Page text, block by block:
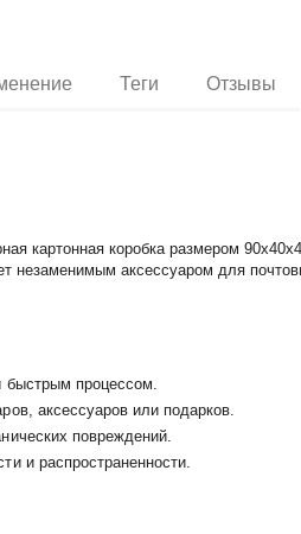
Теги Отзывы
картонная коробка размером
аксессуаром для
быстрым процессом.
аксессуаров или подарков.
повреждений.
и распространенности.